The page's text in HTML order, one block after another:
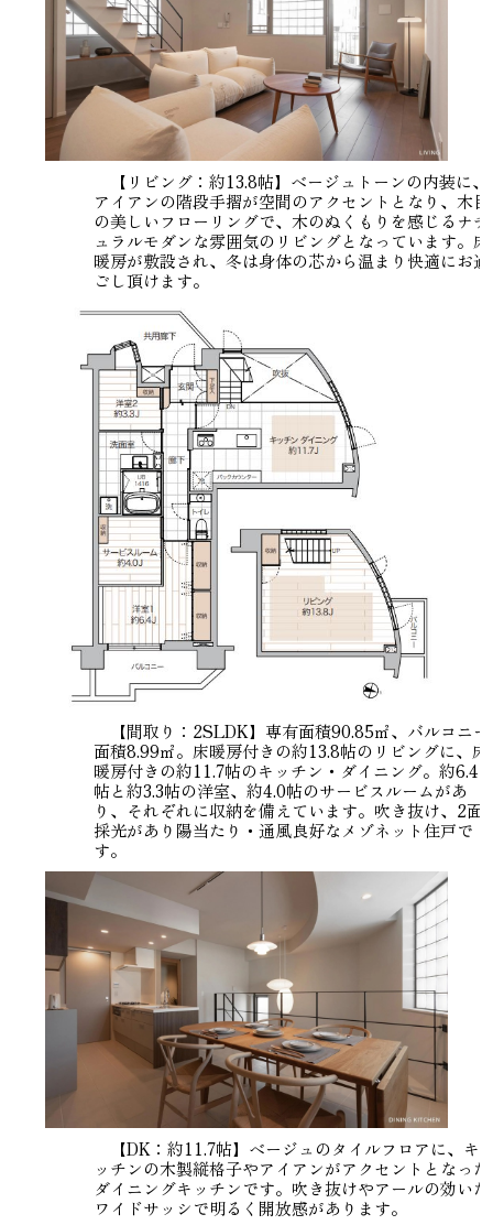
【リビング：約13.8帖】ベージュトーンの内装に、
アイアンの階段手摺が空間のアクセントとなり、木目
の美しいフローリングで、木のぬくもりを感じるナチ
ュラルモダンな雰囲気のリビングとなっています。床
暖房が敷設され、冬は身体の芯から温まり快適にお過
ごし頂けます。
【間取り：2SLDK】専有面積90.85㎡、バルコニー
面積8.99㎡。床暖房付きの約13.8帖のリビングに、床
暖房付きの約11.7帖のキッチン・ダイニング。約6.4
帖と約3.3帖の洋室、約4.0帖のサービスルームがあ
り、それぞれに収納を備えています。吹き抜け、2面
採光があり陽当たり・通風良好なメゾネット住戸で
す。
【DK：約11.7帖】ベージュのタイルフロアに、キ
ッチンの木製縦格子やアイアンがアクセントとなった
ダイニングキッチンです。吹き抜けやアールの効いた
ワイドサッシで明るく開放感があります。